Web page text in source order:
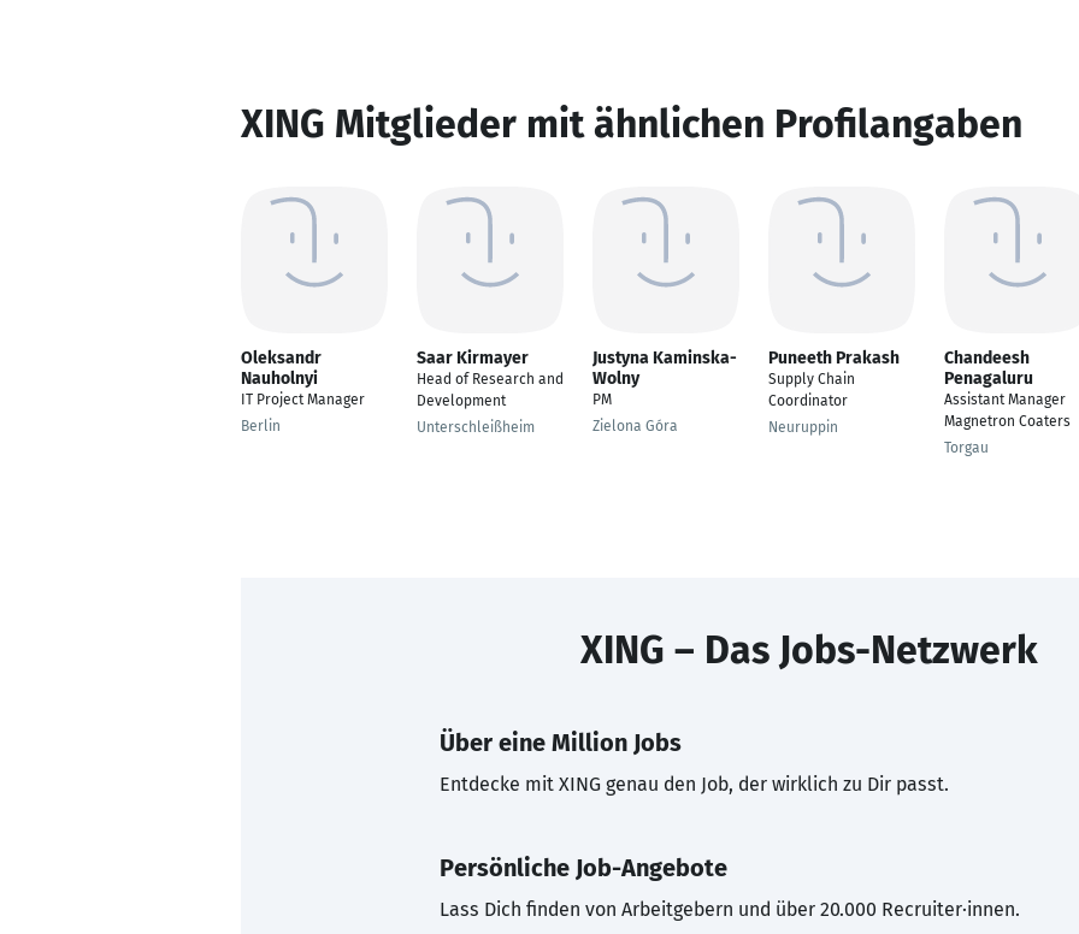
XING Mitglieder mit ähnlichen Profilangaben
Oleksandr
Nauholnyi
IT Project Manager
Berlin
Saar Kirmayer
Head of Research and
Development
Unterschleißheim
Justyna Kaminska-
Wolny
PM
Zielona Góra
Puneeth Prakash
Supply Chain
Coordinator
Neuruppin
Chandeesh
Penagaluru
Assistant Manager
Magnetron Coaters
Torgau
XING – Das Jobs-Netzwerk
Über eine Million Jobs
Entdecke mit XING genau den Job, der wirklich zu Dir passt.
Persönliche Job-Angebote
Lass Dich finden von Arbeitgebern und über 20.000 Recruiter·innen.